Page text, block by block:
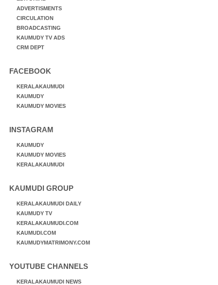
ADVERTISMENTS
CIRCULATION
BROADCASTING
KAUMUDY TV ADS
CRM DEPT
FACEBOOK
KERALAKAUMUDI
KAUMUDY
KAUMUDY MOVIES
INSTAGRAM
KAUMUDY
KAUMUDY MOVIES
KERALAKAUMUDI
KAUMUDI GROUP
KERALAKAUMUDI DAILY
KAUMUDY TV
KERALAKAUMUDI.COM
KAUMUDI.COM
KAUMUDYMATRIMONY.COM
YOUTUBE CHANNELS
KERALAKAUMUDI NEWS